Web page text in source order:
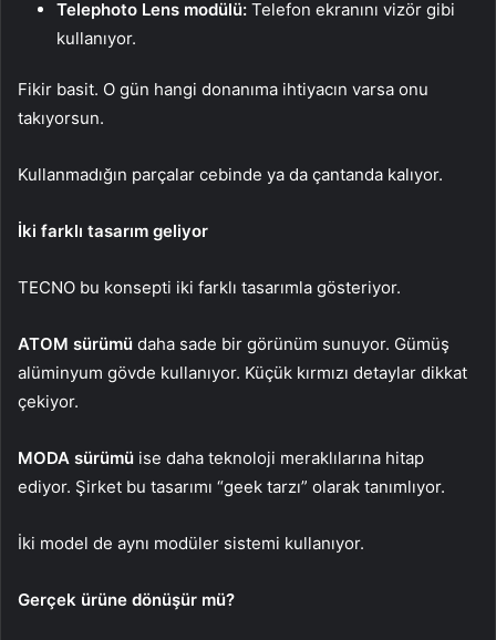
Telephoto Lens modülü: Telefon ekranını vizör gibi
kullanıyor.
Fikir basit. O gün hangi donanıma ihtiyacın varsa onu
takıyorsun.
Kullanmadığın parçalar cebinde ya da çantanda kalıyor.
İki farklı tasarım geliyor
TECNO bu konsepti iki farklı tasarımla gösteriyor.
ATOM sürümü daha sade bir görünüm sunuyor. Gümüş
alüminyum gövde kullanıyor. Küçük kırmızı detaylar dikkat
çekiyor.
MODA sürümü ise daha teknoloji meraklılarına hitap
ediyor. Şirket bu tasarımı “geek tarzı” olarak tanımlıyor.
İki model de aynı modüler sistemi kullanıyor.
Gerçek ürüne dönüşür mü?